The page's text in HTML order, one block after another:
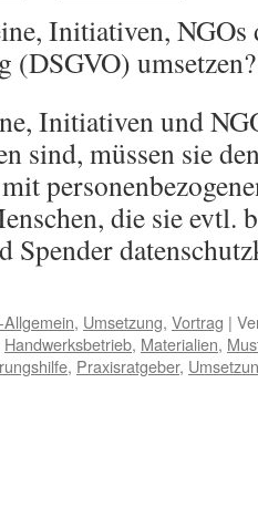
Initiativen,
(DSGVO) umsetzen?
Initiativen und
sind, müssen sie
die sie evtl.
Spender
Allgemein, Umsetzung, Vortrag |
Handwerksbetrieb, Materialien,
, Praxisratgeber,